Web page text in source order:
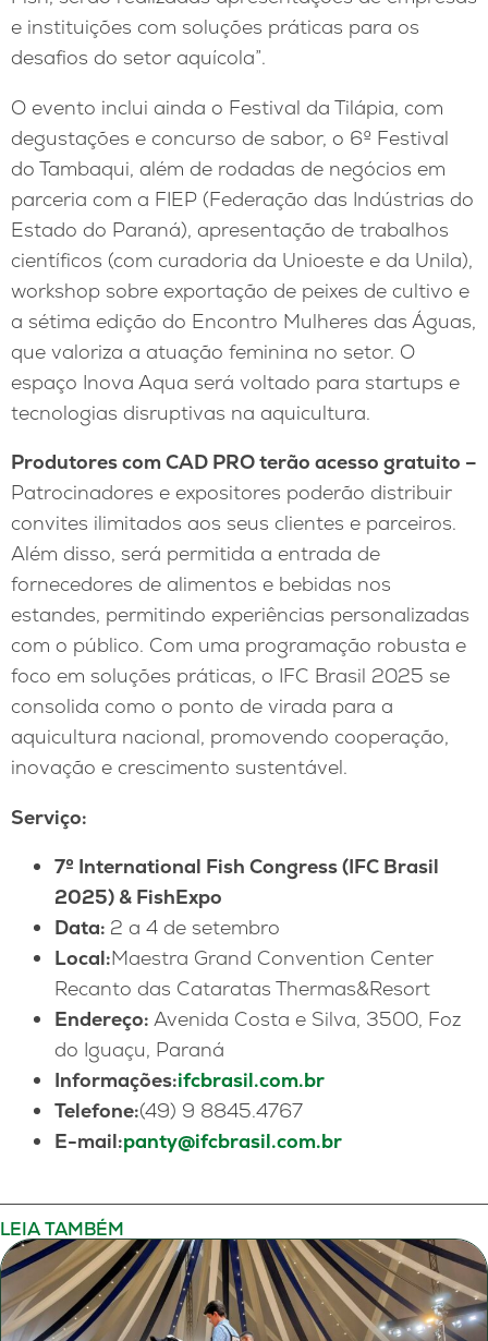
e instituições com soluções práticas para os
desafios do setor aquícola”.
O evento inclui ainda o Festival da Tilápia, com
degustações e concurso de sabor, o 6º Festival
do Tambaqui, além de rodadas de negócios em
parceria com a FIEP (Federação das Indústrias do
Estado do Paraná), apresentação de trabalhos
científicos (com curadoria da Unioeste e da Unila),
workshop sobre exportação de peixes de cultivo e
a sétima edição do Encontro Mulheres das Águas,
que valoriza a atuação feminina no setor. O
espaço Inova Aqua será voltado para startups e
tecnologias disruptivas na aquicultura.
Produtores com CAD PRO terão acesso gratuito –
Patrocinadores e expositores poderão distribuir
convites ilimitados aos seus clientes e parceiros.
Além disso, será permitida a entrada de
fornecedores de alimentos e bebidas nos
estandes, permitindo experiências personalizadas
com o público. Com uma programação robusta e
foco em soluções práticas, o IFC Brasil 2025 se
consolida como o ponto de virada para a
aquicultura nacional, promovendo cooperação,
inovação e crescimento sustentável.
Serviço:
7º International Fish Congress (IFC Brasil
2025) & FishExpo
Data: 2 a 4 de setembro
Local:Maestra Grand Convention Center
Recanto das Cataratas Thermas&Resort
Endereço: Avenida Costa e Silva, 3500, Foz
do Iguaçu, Paraná
Informações:ifcbrasil.com.br
Telefone:(49) 9 8845.4767
E-mail:panty@ifcbrasil.com.br
LEIA TAMBÉM